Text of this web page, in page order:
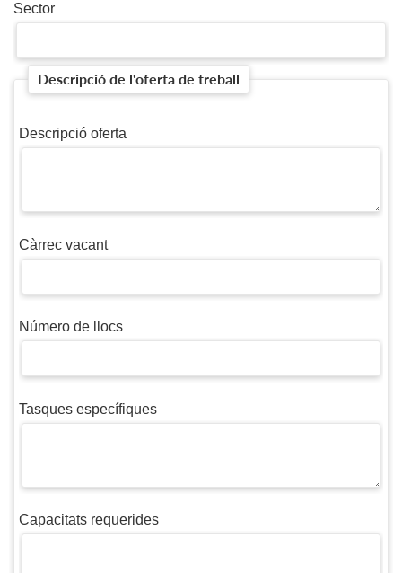
Sector
Descripció de l'oferta de treball
Descripció oferta
Càrrec vacant
Número de llocs
Tasques específiques
Capacitats requerides